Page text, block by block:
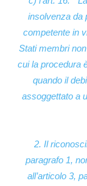
insolvenza da
competente in
Stati membri
cui la procedura
quando il
assoggettato a
2. Il
paragrafo 1,
all’articolo 3,